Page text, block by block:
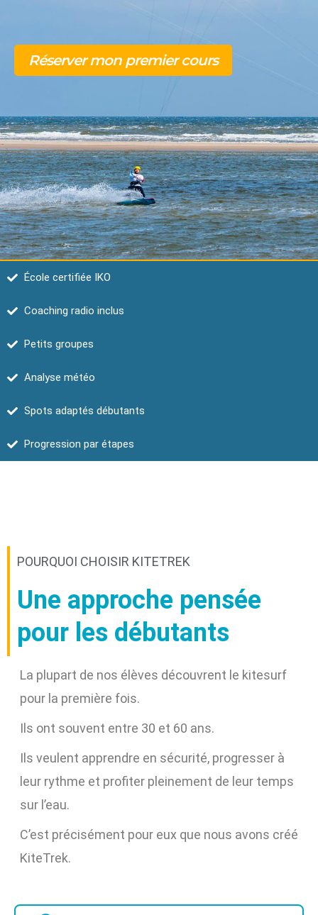
Réserver mon premier cours
École certifiée IKO
Coaching radio inclus
Petits groupes
Analyse météo
Spots adaptés débutants
Progression par étapes
POURQUOI CHOISIR KITETREK
Une approche pensée
pour les débutants
La plupart de nos élèves découvrent le kitesurf
pour la première fois.
Ils ont souvent entre 30 et 60 ans.
Ils veulent apprendre en sécurité, progresser à
leur rythme et profiter pleinement de leur temps
sur l’eau.
C’est précisément pour eux que nous avons créé
KiteTrek.